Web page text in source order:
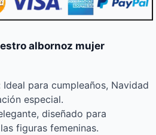
albornoz mujer
Ideal para cumpleaños, Navidad
especial.
diseñado para
figuras femeninas.